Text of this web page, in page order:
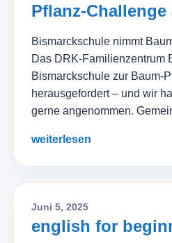
Pflanz-Challenge
Bismarckschule nimmt
Das DRK-Familienzentrum
Bismarckschule zur Baum-
herausgefordert – und wir
gerne angenommen.
weiterlesen
Juni 5, 2025
english for